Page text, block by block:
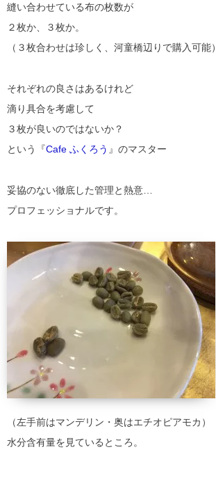
縫い合わせている布の枚数が
２枚か、３枚か。
（３枚合わせは珍しく、河童橋辺りで購入可能）
それぞれの良さはあるけれど
滴り具合を考慮して
３枚が良いのではないか？
という『Cafe ふくろう 』のマスター
妥協のない徹底した管理と熱意…
プロフェッショナルです。
（左手前はマンデリン・奥はエチオピアモカ）
水分含有量を見ているところ。